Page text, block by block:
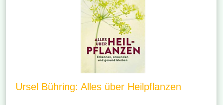
Ursel Bühring: Alles über Heilpflanzen